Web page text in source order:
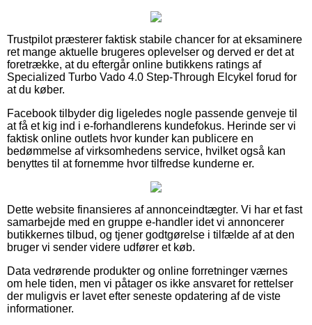
Trustpilot præsterer faktisk stabile chancer for at eksaminere
ret mange aktuelle brugeres oplevelser og derved er det at
foretrække, at du eftergår online butikkens ratings af
Specialized Turbo Vado 4.0 Step-Through Elcykel forud for
at du køber.
Facebook tilbyder dig ligeledes nogle passende genveje til
at få et kig ind i e-forhandlerens kundefokus. Herinde ser vi
faktisk online outlets hvor kunder kan publicere en
bedømmelse af virksomhedens service, hvilket også kan
benyttes til at fornemme hvor tilfredse kunderne er.
Dette website finansieres af annonceindtægter. Vi har et fast
samarbejde med en gruppe e-handler idet vi annoncerer
butikkernes tilbud, og tjener godtgørelse i tilfælde af at den
bruger vi sender videre udfører et køb.
Data vedrørende produkter og online forretninger værnes
om hele tiden, men vi påtager os ikke ansvaret for rettelser
der muligvis er lavet efter seneste opdatering af de viste
informationer.